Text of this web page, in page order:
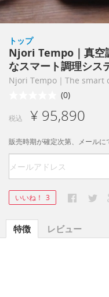
トップ
Njori Tempo｜真空
なスマート調理シス
Njori Tempo｜The smart
(0)
税込 ¥ 95,890
販売時期が確定次第、メールに
いいね！ 3
特徴 レビュー